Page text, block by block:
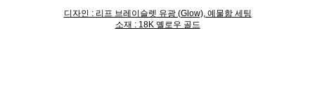
디자인 : 리프 브레이슬렛 유광 (Glow), 예물함 세팅
소재 : 18K 옐로우 골드